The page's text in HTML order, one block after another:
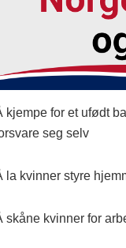
kjempe for et ufødt
seg selv
la kvinner styre
skåne kvinner for